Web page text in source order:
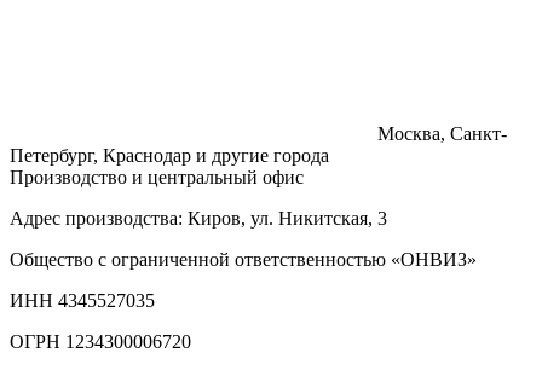
Москва, Санкт-
Петербург, Краснодар и другие города
Производство и центральный офис
Адрес производства: Киров, ул. Никитская, 3
Общество с ограниченной ответственностью «ОНВИЗ»
ИНН 4345527035
ОГРН 1234300006720